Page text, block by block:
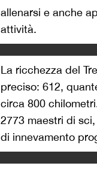
allenarsi e anche
attività.
La ricchezza del
preciso: 612,
circa 800
2773 maestri di
di innevamento